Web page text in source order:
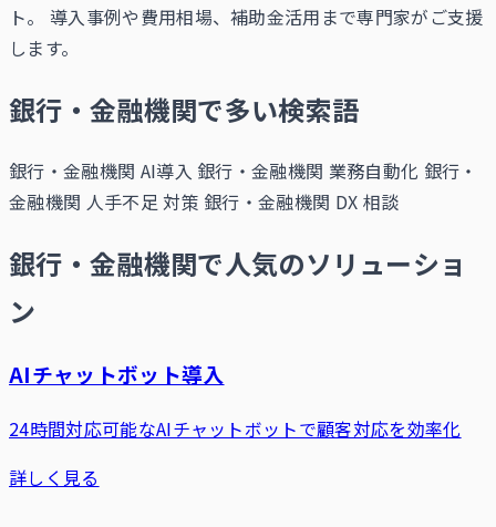
ト。 導入事例や費用相場、補助金活用まで専門家がご支援
します。
銀行・金融機関で多い検索語
銀行・金融機関 AI導入 銀行・金融機関 業務自動化 銀行・
金融機関 人手不足 対策 銀行・金融機関 DX 相談
銀行・金融機関で人気のソリューショ
ン
AIチャットボット導入
24時間対応可能なAIチャットボットで顧客対応を効率化
詳しく見る